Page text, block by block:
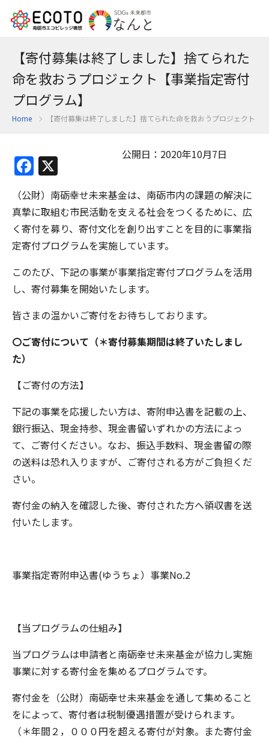
【寄付募集は終了しました】捨てられた
命を救おうプロジェクト【事業指定寄付
プログラム】
Home 【寄付募集は終了しました】捨てられた命を救おうプロジェクト【
公開日：2020年10月7日
Facebook
（公財）南砺幸せ未来基金は、南砺市内の課題の解決に
真摯に取組む市民活動を支える社会をつくるために、広
く寄付を募り、寄付文化を創り出すことを目的に事業指
定寄付プログラムを実施しています。
このたび、下記の事業が事業指定寄付プログラムを活用
し、寄付募集を開始いたします。
皆さまの温かいご寄付をお待ちしております。
〇ご寄付について（＊寄付募集期間は終了いたしまし
た）
【ご寄付の方法】
下記の事業を応援したい方は、寄附申込書を記載の上、
銀行振込、現金持参、現金書留いずれかの方法によっ
て、ご寄付ください。なお、振込手数料、現金書留の際
の送料は恐れ入りますが、ご寄付される方がご負担くだ
さい。
寄付金の納入を確認した後、寄付された方へ領収書を送
付いたします。
事業指定寄附申込書(ゆうちょ）事業No.2
【当プログラムの仕組み】
当プログラムは申請者と南砺幸せ未来基金が協力し実施
事業に対する寄付金を集めるプログラムです。
寄付金を（公財）南砺幸せ未来基金を通して集めること
をによって、寄付者は税制優遇措置が受けられます。
（＊年間２，０００円を超える寄付が対象。また寄付金